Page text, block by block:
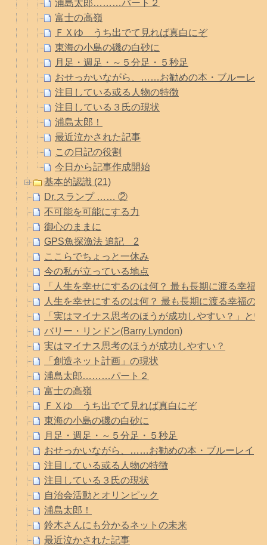
浦島太郎………パート２
富士の高嶺
ＦＸゆ うち出でて見れば真白にぞ
東海の小島の磯の白砂に
月足・週足・～５分足・５秒足
おせっかいながら、……お勧めの本・ブルーレイ
注目している或る人物の特徴
注目している３氏の現状
浦島太郎！
最近泣かされた記事
この日記の役割
今日から記事作成開始
基本的認識 (21)
Dr.スランプ …… ②
不可能を可能にする力
御心のままに
GPS魚探漁法 追記 2
ここらでちょっと一休み
今の私が立っている地点
「人生を幸せにするのは何？ 最も長期に渡る幸福
人生を幸せにするのは何？ 最も長期に渡る幸福の
「実はマイナス思考のほうが成功しやすい？」と
バリー・リンドン(Barry Lyndon)
実はマイナス思考のほうが成功しやすい？
「創造ネット計画」の現状
浦島太郎………パート２
富士の高嶺
ＦＸゆ うち出でて見れば真白にぞ
東海の小島の磯の白砂に
月足・週足・～５分足・５秒足
おせっかいながら、……お勧めの本・ブルーレイ
注目している或る人物の特徴
注目している３氏の現状
自治会活動とオリンピック
浦島太郎！
鈴木さんにも分かるネットの未来
最近泣かされた記事